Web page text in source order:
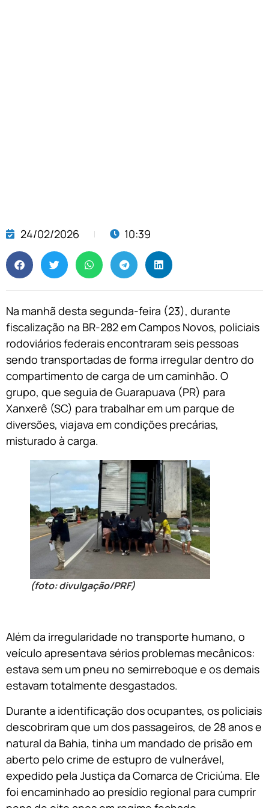
24/02/2026 10:39
Na manhã desta segunda-feira (23), durante
fiscalização na BR-282 em Campos Novos, policiais
rodoviários federais encontraram seis pessoas
sendo transportadas de forma irregular dentro do
compartimento de carga de um caminhão. O
grupo, que seguia de Guarapuava (PR) para
Xanxerê (SC) para trabalhar em um parque de
diversões, viajava em condições precárias,
misturado à carga.
(foto: divulgação/PRF)
Além da irregularidade no transporte humano, o
veículo apresentava sérios problemas mecânicos:
estava sem um pneu no semirreboque e os demais
estavam totalmente desgastados.
Durante a identificação dos ocupantes, os policiais
descobriram que um dos passageiros, de 28 anos e
natural da Bahia, tinha um mandado de prisão em
aberto pelo crime de estupro de vulnerável,
expedido pela Justiça da Comarca de Criciúma. Ele
foi encaminhado ao presídio regional para cumprir